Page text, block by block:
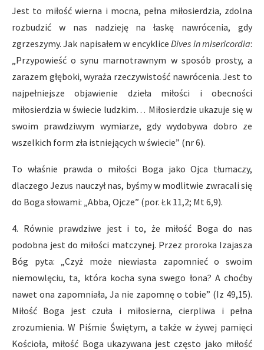
Jest to miłość wierna i mocna, pełna miłosierdzia, zdolna
rozbudzić w nas nadzieję na łaskę nawrócenia, gdy
zgrzeszymy. Jak napisałem w encykliceDives in misericordia:
„Przypowieść o synu marnotrawnym w sposób prosty, a
zarazem głęboki, wyraża rzeczywistość nawrócenia. Jest to
najpełniejsze objawienie dzieła miłości i obecności
miłosierdzia w świecie ludzkim… Miłosierdzie ukazuje się w
swoim prawdziwym wymiarze, gdy wydobywa dobro ze
wszelkich form zła istniejących w świecie” (nr 6).
To właśnie prawda o miłości Boga jako Ojca tłumaczy,
dlaczego Jezus nauczył nas, byśmy w modlitwie zwracali się
do Boga słowami: „Abba, Ojcze” (por. Łk 11,2; Mt 6,9).
4. Równie prawdziwe jest i to, że miłość Boga do nas
podobna jest do miłości matczynej. Przez proroka Izajasza
Bóg pyta: „Czyż może niewiasta zapomnieć o swoim
niemowlęciu, ta, która kocha syna swego łona? A choćby
nawet ona zapomniała, Ja nie zapomnę o tobie” (Iz 49,15).
Miłość Boga jest czuła i miłosierna, cierpliwa i pełna
zrozumienia. W Piśmie Świętym, a także w żywej pamięci
Kościoła, miłość Boga ukazywana jest często jako miłość